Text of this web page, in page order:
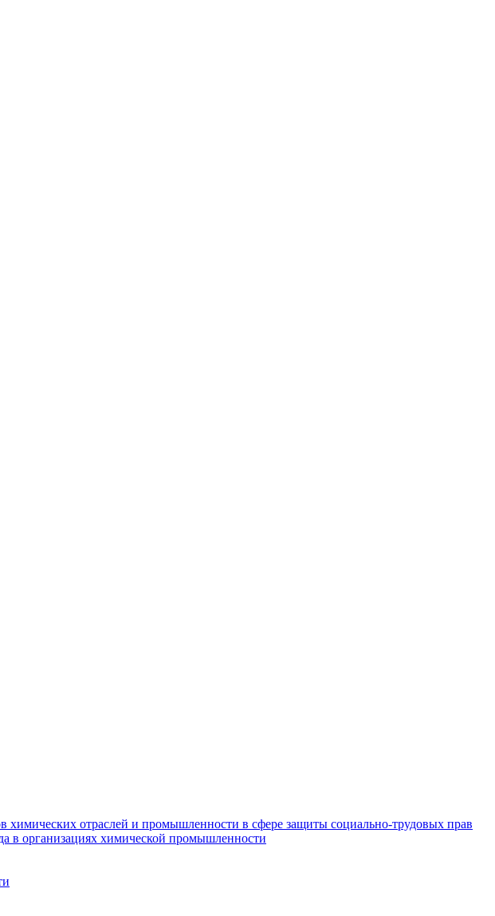
химических отраслей и промышленности в сфере защиты социально-трудовых прав
в организациях химической промышленности